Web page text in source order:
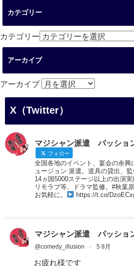
カテゴリー
カテゴリー
アーカイブ
アーカイブ
X（Twitter）
マジシャン派遣 パッショ
フォロー
全国各地のイベント、宴会の余興
ュージョン 派遣。道具の貸出、
14ヵ国5000ステージ以上の出演実
リモラブ等、ドラマ監修。#秋葉
お気軽に。
https://t.co/
マジシャン派遣 パッショ
@comedy_illusion · 5 8月
お疲れ様です